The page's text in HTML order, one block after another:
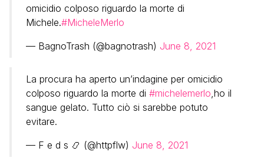
omicidio colposo riguardo la morte di
Michele.#MicheleMerlo
— BagnoTrash (@bagnotrash) June 8, 2021
La procura ha aperto un’indagine per omicidio
colposo riguardo la morte di #michelemerlo,ho il
sangue gelato. Tutto ciò si sarebbe potuto
evitare.
— F e d s 📿 (@httpflw) June 8, 2021